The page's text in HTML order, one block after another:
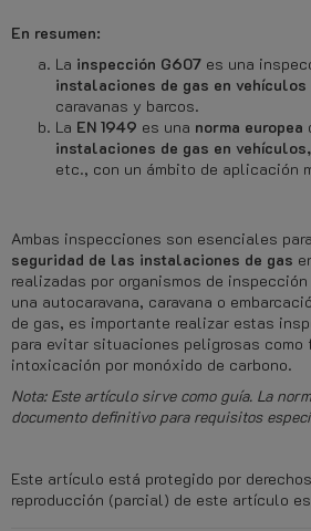
En resumen:
La inspección G607 es una
instalaciones de gas en vehículos
caravanas y barcos.
La EN 1949 es una norma europea
instalaciones de gas en
etc., con un ámbito de aplicación
Ambas inspecciones son esenciales
seguridad de las instalaciones de gas
realizadas por organismos de
una autocaravana, caravana o
de gas, es importante realizar estas
para evitar situaciones peligrosas como
intoxicación por monóxido de carbono.
Nota: Este artículo sirve como guía. La
documento definitivo para requisitos
Este artículo está protegido por
reproducción (parcial) de este artículo